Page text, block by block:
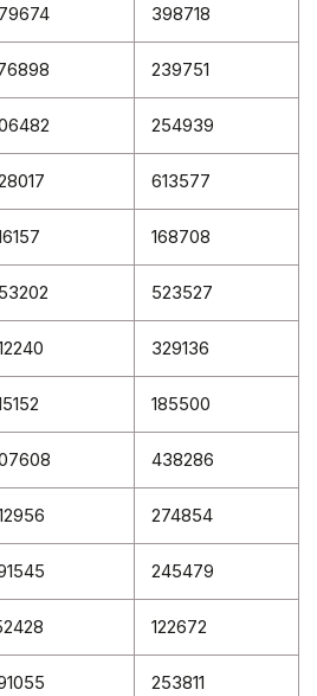
398718
239751
254939
613577
168708
523527
329136
185500
438286
274854
245479
122672
253811